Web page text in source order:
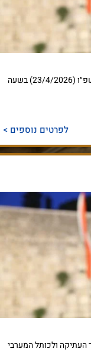
טקס השבעה להגנת הגבולות ביום חמישי ו׳ בְּאִיָיר תשפ״ו (23/4/2026) בשעה
לפרטים נוספים >
העתיקה ולכותל המערבי